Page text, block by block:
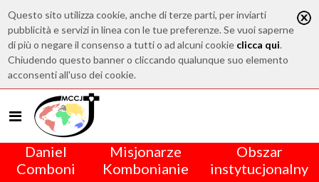
Questo sito utilizza cookie, anche di terze parti, per inviarti
pubblicità e servizi in linea con le tue preferenze. Se vuoi saperne
di più o negare il consenso a tutti o ad alcuni cookie clicca qui.
Chiudendo questo banner o cliccando qualunque suo elemento
acconsenti all'uso dei cookie.
Daniel
Comboni
Misjonarze
Kombonianie
Obszar
instytucjonalny